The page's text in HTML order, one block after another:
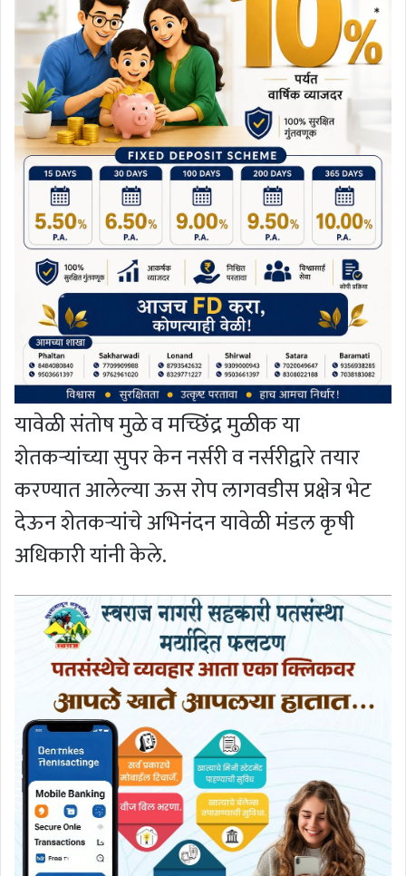
यावेळी संतोष मुळे व मच्छिंद्र मुळीक या
शेतकर्‍यांच्या सुपर केन नर्सरी व नर्सरीद्वारे तयार
करण्यात आलेल्या ऊस रोप लागवडीस प्रक्षेत्र भेट
देऊन शेतकर्‍यांचे अभिनंदन यावेळी मंडल कृषी
अधिकारी यांनी केले.